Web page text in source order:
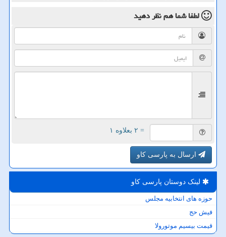
لطفا شما همنظر دهید
= ۲ بعلاوه ۱
ارسال به پارسی کاو
لینک دوستان پارسی كاو
حوزه های انتخابیه مجلس
فیش حج
قیمت بیسیم موتورولا